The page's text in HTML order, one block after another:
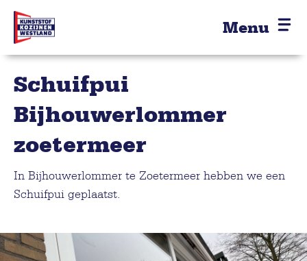
Menu
Schuifpui
Bijhouwerlommer
zoetermeer
In Bijhouwerlommer te Zoetermeer hebben we een
Schuifpui geplaatst.